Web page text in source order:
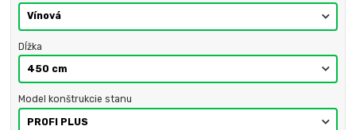
Dĺžka
Model konštrukcie stanu